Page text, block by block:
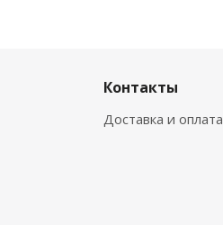
Контакты
Доставка и оплата